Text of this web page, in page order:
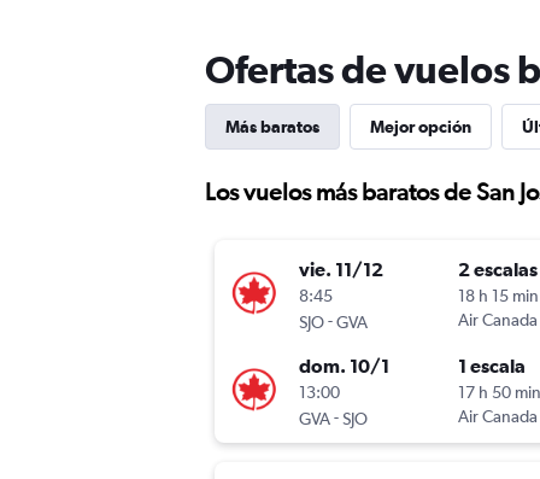
Ofertas de vuelos
Más baratos Mejor opción
Los vuelos más baratos de San
vie. 11/12
8:45
SJO-GVA
2 escalas
18 h 15 min
Air Canada
dom. 10/1
13:00
GVA-SJO
1 escala
17 h 50 min
Air Canada